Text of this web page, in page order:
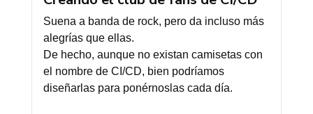
Suena a banda de rock, pero da incluso más
alegrías que ellas.
De hecho, aunque no existan camisetas con
el nombre de CI/CD, bien podríamos
diseñarlas para ponérnoslas cada día.